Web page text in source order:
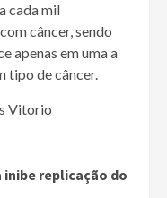
cada mil
câncer, sendo
apenas em uma a
tipo de câncer.
Vitorio
replicação do